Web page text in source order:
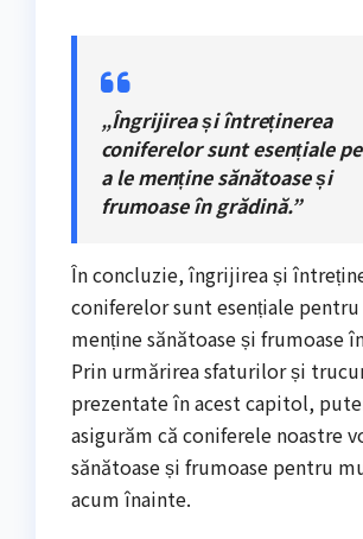
„Îngrijirea și întreținerea
coniferelor sunt esențiale
a le menține sănătoase și
frumoase în grădină.”
În concluzie, îngrijirea și
coniferelor sunt esențiale pentru
menține sănătoase și frumoase
Prin urmărirea sfaturilor și
prezentate în acest capitol,
asigurăm că coniferele noastre
sănătoase și frumoase pentru
acum înainte.